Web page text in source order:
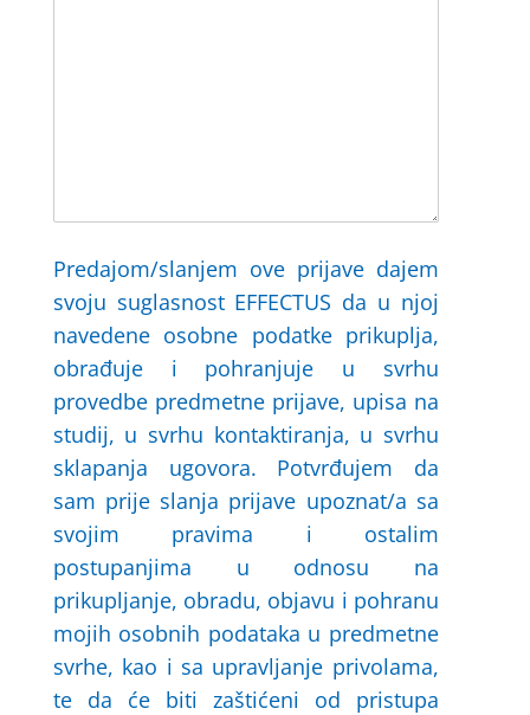
Predajom/slanjem ove prijave dajem
svoju suglasnost EFFECTUS da u njoj
navedene osobne podatke prikuplja,
obrađuje i pohranjuje u svrhu
provedbe predmetne prijave, upisa na
studij, u svrhu kontaktiranja, u svrhu
sklapanja ugovora. Potvrđujem da
sam prije slanja prijave upoznat/a sa
svojim pravima i ostalim
postupanjima u odnosu na
prikupljanje, obradu, objavu i pohranu
mojih osobnih podataka u predmetne
svrhe, kao i sa upravljanje privolama,
te da će biti zaštićeni od pristupa